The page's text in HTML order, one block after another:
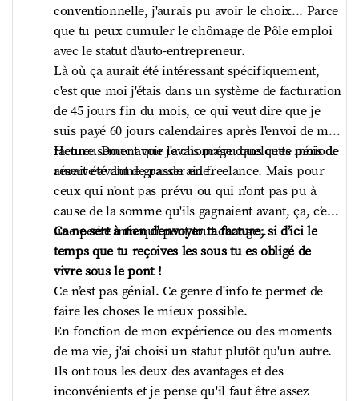
L'objectif est de susciter leur intérêt en replaçant
ces problèmes dans leur contexte quotidien. Il
n'est pas nécessaire de se concentrer sur de grands
enjeux, même de petites améliorations peuvent
faire toute la différence.
peut pas marcher. Les pros facturent au
mot et ont intérêt à traduire le plus vite
possible. Si tu lui envoies des docs pour un
petit projet, peu prendront le temps de lire
pour passer à un autre projet. Donc si tu
as vraiment besoin de briefer, tu paies à
l'heure et tu fais une réunion pour
expliquer le projet. Soit tu prends des
freelances avec qui tu vas avoir une relation
sur le long terme, et à ce moment-là, ils
vont investir un peu plus de temps pour te
garder. Mais quand tu passes par une
agence, il y a forcément une énorme perte
de connaissance entre ce que tu dis à
l'agence et les modifications. En résumé, il
faut essayer d'avoir un peu une
connaissance de ces métiers-là et on a
besoin que les heads of voire les C level
fassent preuve de curiosité pour cet aspect
conventionnelle, j'aurais pu avoir le choix... Parce
que tu peux cumuler le chômage de Pôle emploi
Là où ça aurait été intéressant spécifiquement,
c'est que moi j'étais dans un système de facturation
de 45 jours fin du mois, ce qui veut dire que je
suis payé 60 jours calendaires après l'envoi de ma
facture. Donc avoir le chomage dans cette période
aurait été d’une grande aide.
Heureusement que j'avais prévu quelques mois de
réserve avant de passer en freelance. Mais pour
ceux qui n'ont pas prévu ou qui n'ont pas pu à
cause de la somme qu'ils gagnaient avant, ça, c’est
une petite info qui peut tout changer.
Ca ne sert à rien d'envoyer ta facture, si d’ici le
temps que tu reçoives les sous tu es obligé de
vivre sous le pont !
Ce n’est pas génial. Ce genre d'info te permet de
En fonction de mon expérience ou des moments
Ils ont tous les deux des avantages et des
inconvénients et je pense qu'il faut être assez